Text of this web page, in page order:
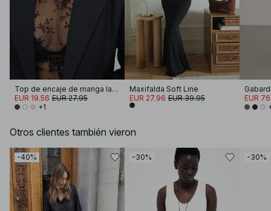
Top de encaje de manga larga
EUR 19.56 EUR 27.95
+1
Maxifalda Soft Line
EUR 27.96 EUR 39.95
EUR
Otros clientes también vieron
-40% -30% -30%